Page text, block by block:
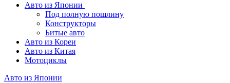
Авто из Японии
Под полную пошлину
Конструкторы
Битые авто
Авто из Кореи
Авто из Китая
Мотоциклы
Авто из Японии